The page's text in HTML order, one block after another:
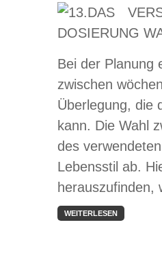
Bei der Planung
zwischen
Überlegung, die
kann. Die Wahl
des
Lebensstil ab.
herauszufinden,
WEITERLESEN